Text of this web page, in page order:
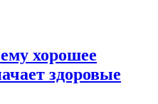
хорошее
здоровые